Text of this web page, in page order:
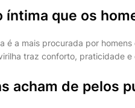
íntima que os
é a mais procurada por
traz conforto, praticidade e
acham de pelos